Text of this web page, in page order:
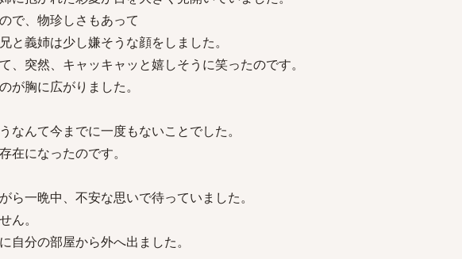
で、物珍しさもあって
義姉は少し嫌そうな顔をしました。
、突然、キャッキャッと嬉しそうに笑ったのです。
が胸に広がりました。
なんて今までに一度もないことでした。
在になったのです。
ら一晩中、不安な思いで待っていました。
ん。
自分の部屋から外へ出ました。